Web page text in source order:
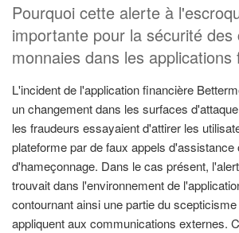
Pourquoi cette alerte à
importante pour la sécurité des
monnaies dans les applications
L'incident de l'application financière
un changement dans les surfaces
les fraudeurs essayaient d'attirer les
plateforme par de faux appels d'assistance
d'hameçonnage. Dans le cas présent,
trouvait dans l'environnement de
contournant ainsi une partie du
appliquent aux communications externes.